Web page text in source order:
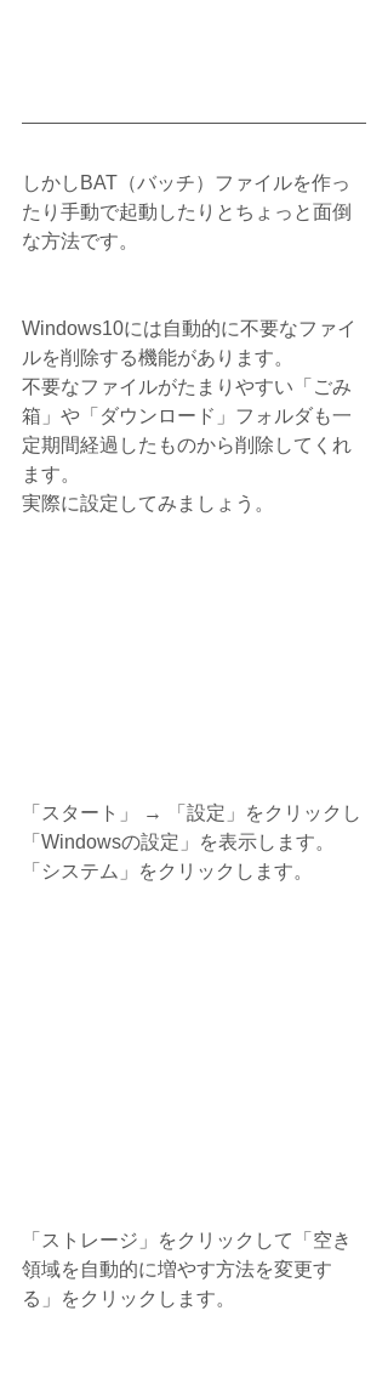
しかしBAT（バッチ）ファイルを作っ
たり手動で起動したりとちょっと面倒
な方法です。
Windows10には自動的に不要なファイ
ルを削除する機能があります。
不要なファイルがたまりやすい「ごみ
箱」や「ダウンロード」フォルダも一
定期間経過したものから削除してくれ
ます。
実際に設定してみましょう。
「スタート」 → 「設定」をクリックし
「Windowsの設定」を表示します。
「システム」をクリックします。
「ストレージ」をクリックして「空き
領域を自動的に増やす方法を変更す
る」をクリックします。